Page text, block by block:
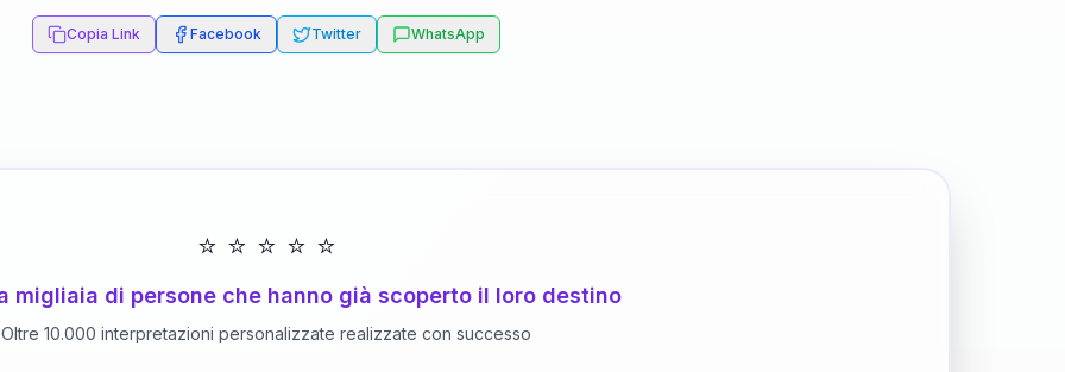
Copia Link Facebook Twitter WhatsApp
⭐ ⭐ ⭐ ⭐ ⭐
migliaia di persone che hanno già scoperto il loro destino
Oltre 10.000 interpretazioni personalizzate realizzate con successo